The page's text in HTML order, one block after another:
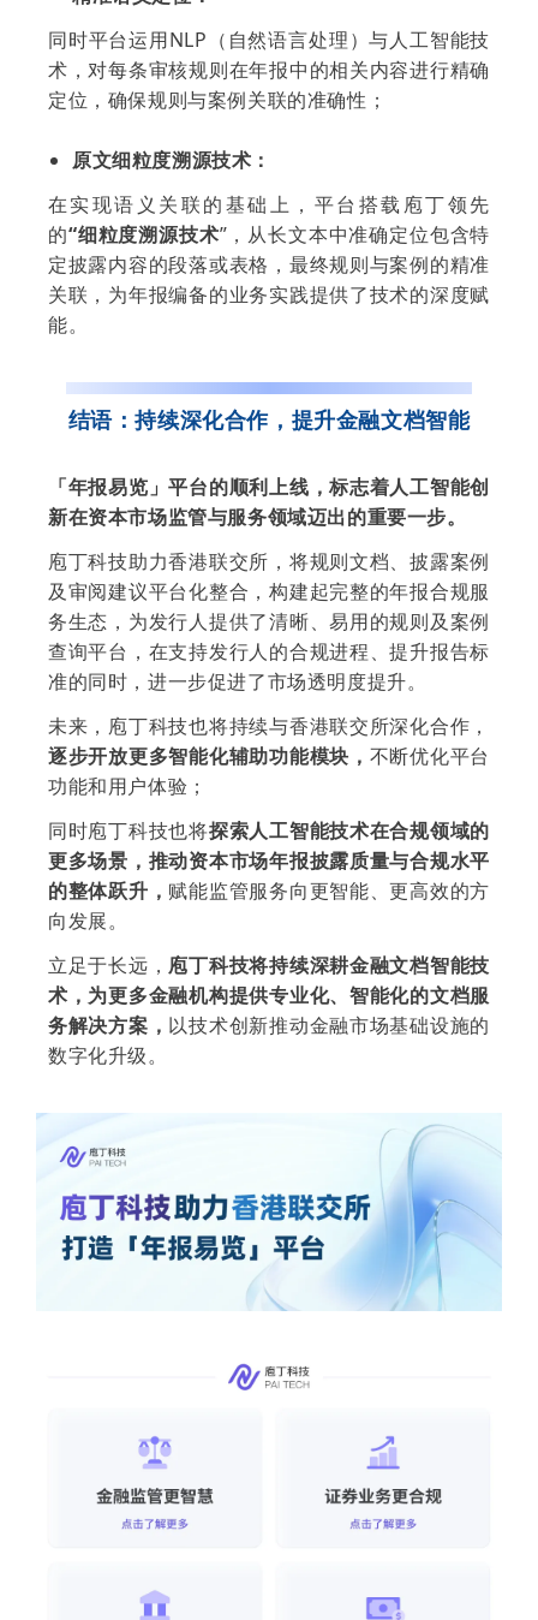
同时平台运用NLP（自然语言处理）与人工智能技
术，对每条审核规则在年报中的相关内容进行精确
定位，确保规则与案例关联的准确性；
原文细粒度溯源技术：
在实现语义关联的基础上，平台搭载庖丁领先
的“细粒度溯源技术”，从长文本中准确定位包含特
定披露内容的段落或表格，最终规则与案例的精准
关联，为年报编备的业务实践提供了技术的深度赋
能。
结语：持续深化合作，提升金融文档智能
「年报易览」平台的顺利上线，标志着人工智能创
新在资本市场监管与服务领域迈出的重要一步。
庖丁科技助力香港联交所，将规则文档、披露案例
及审阅建议平台化整合，构建起完整的年报合规服
务生态，为发行人提供了清晰、易用的规则及案例
查询平台，在支持发行人的合规进程、提升报告标
准的同时，进一步促进了市场透明度提升。
未来，庖丁科技也将持续与香港联交所深化合作，
逐步开放更多智能化辅助功能模块， 不断优化平台
功能和用户体验；
同时庖丁科技也将探索人工智能技术在合规领域的
更多场景， 推动资本市场年报披露质量与合规水平
的整体跃升， 赋能监管服务向更智能、更高效的方
向发展。
立足于长远， 庖丁科技将持续深耕金融文档智能技
术，为更多金融机构提供专业化、智能化的文档服
务解决方案， 以技术创新推动金融市场基础设施的
数字化升级。